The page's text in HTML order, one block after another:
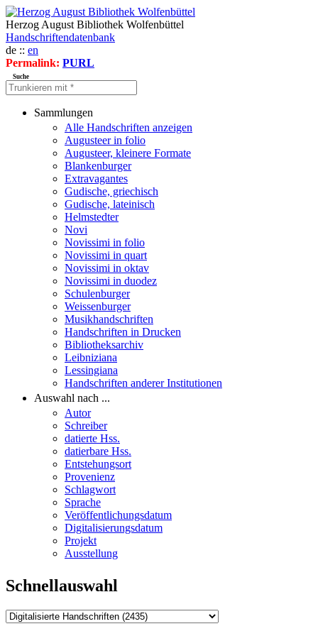
Herzog August Bibliothek Wolfenbüttel
Handschriftendatenbank
de :: en
Permalink: PURL
Suche
Sammlungen
Alle Handschriften anzeigen
Augusteer in folio
Augusteer, kleinere Formate
Blankenburger
Extravagantes
Gudische, griechisch
Gudische, lateinisch
Helmstedter
Novi
Novissimi in folio
Novissimi in quart
Novissimi in oktav
Novissimi in duodez
Schulenburger
Weissenburger
Musikhandschriften
Handschriften in Drucken
Bibliotheksarchiv
Leibniziana
Lessingiana
Handschriften anderer Institutionen
Auswahl nach ...
Autor
Schreiber
datierte Hss.
datierbare Hss.
Entstehungsort
Provenienz
Schlagwort
Sprache
Veröffentlichungsdatum
Digitalisierungsdatum
Projekt
Ausstellung
Schnellauswahl